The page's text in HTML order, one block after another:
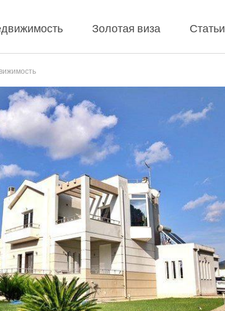
Золотая виза Статьи